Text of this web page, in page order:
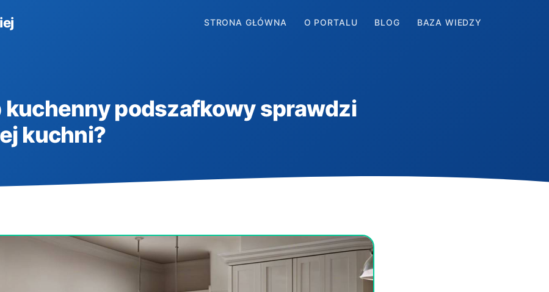
STRONA GŁÓWNA O PORTALU BLOG BAZA WIEDZY
kuchenny podszafkowy sprawdzi
kuchni?